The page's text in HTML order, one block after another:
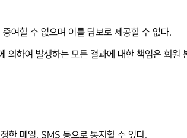
여할 수 없으며 이를 담보로 제공할 수 없다.
하여 발생하는 모든 결과에 대한 책임은 회
한 메일, SMS 등으로 통지할 수 있다.